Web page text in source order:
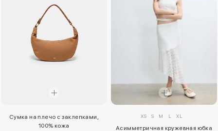
Сумка на плечо с заклепками,
100% кожа
XS S M L XL
Асимметричная кружевная юбка